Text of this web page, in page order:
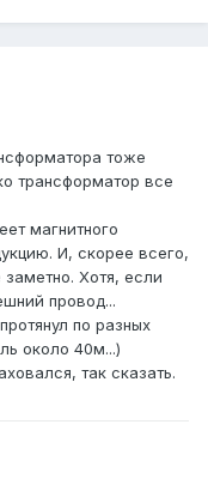
тоже
трансформатор все
магнитного
И, скорее всего,
заметно. Хотя, если
провод...
по разных
около 40м...)
так сказать.